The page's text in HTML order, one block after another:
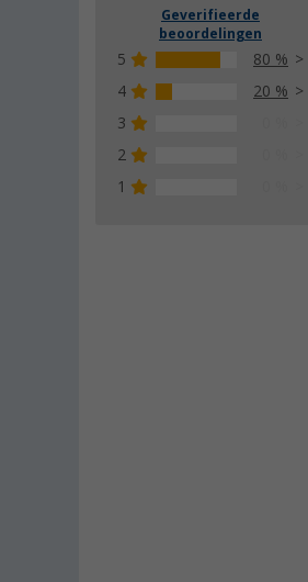
Geverifieerde
beoordelingen
5
80 %
4
20 %
3
2
1